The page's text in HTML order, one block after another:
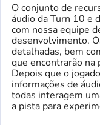
O conjunto de
áudio da Turn 10 e
com nossa equipe
desenvolvimento.
detalhadas, bem
que encontrarão na
Depois que o
informações de
todas interagem
a pista para